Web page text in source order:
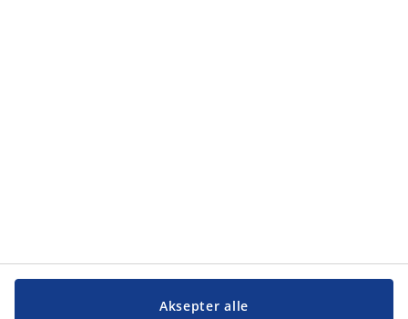
Aksepter alle